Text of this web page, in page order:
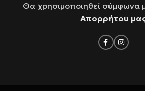
Θα χρησιμοποιηθεί σύμφωνα
Απορρήτου